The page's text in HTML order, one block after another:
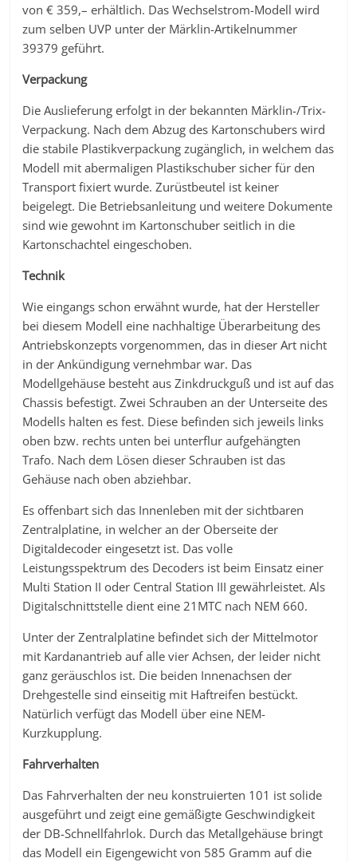
von € 359,– erhältlich. Das Wechselstrom-Modell wird
zum selben UVP unter der Märklin-Artikelnummer
39379 geführt.
Verpackung
Die Auslieferung erfolgt in der bekannten Märklin-/Trix-
Verpackung. Nach dem Abzug des Kartonschubers wird
die stabile Plastikverpackung zugänglich, in welchem das
Modell mit abermaligen Plastikschuber sicher für den
Transport fixiert wurde. Zurüstbeutel ist keiner
beigelegt. Die Betriebsanleitung und weitere Dokumente
sind wie gewohnt im Kartonschuber seitlich in die
Kartonschachtel eingeschoben.
Technik
Wie eingangs schon erwähnt wurde, hat der Hersteller
bei diesem Modell eine nachhaltige Überarbeitung des
Antriebskonzepts vorgenommen, das in dieser Art nicht
in der Ankündigung vernehmbar war. Das
Modellgehäuse besteht aus Zinkdruckguß und ist auf das
Chassis befestigt. Zwei Schrauben an der Unterseite des
Modells halten es fest. Diese befinden sich jeweils links
oben bzw. rechts unten bei unterflur aufgehängten
Trafo. Nach dem Lösen dieser Schrauben ist das
Gehäuse nach oben abziehbar.
Es offenbart sich das Innenleben mit der sichtbaren
Zentralplatine, in welcher an der Oberseite der
Digitaldecoder eingesetzt ist. Das volle
Leistungsspektrum des Decoders ist beim Einsatz einer
Multi Station II oder Central Station III gewährleistet. Als
Digitalschnittstelle dient eine 21MTC nach NEM 660.
Unter der Zentralplatine befindet sich der Mittelmotor
mit Kardanantrieb auf alle vier Achsen, der leider nicht
ganz geräuschlos ist. Die beiden Innenachsen der
Drehgestelle sind einseitig mit Haftreifen bestückt.
Natürlich verfügt das Modell über eine NEM-
Kurzkupplung.
Fahrverhalten
Das Fahrverhalten der neu konstruierten 101 ist solide
ausgeführt und zeigt eine gemäßigte Geschwindigkeit
der DB-Schnellfahrlok. Durch das Metallgehäuse bringt
das Modell ein Eigengewicht von 585 Gramm auf die